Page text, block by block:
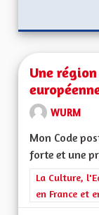
Une
WURM
Mon Code
forte et une
Filtrer les
La Culture,
en France et